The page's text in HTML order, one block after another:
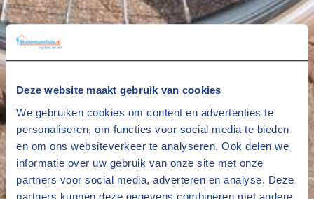
Deze website maakt gebruik van cookies
We gebruiken cookies om content en advertenties te
personaliseren, om functies voor social media te bieden
en om ons websiteverkeer te analyseren. Ook delen we
informatie over uw gebruik van onze site met onze
partners voor social media, adverteren en analyse. Deze
partners kunnen deze gegevens combineren met andere